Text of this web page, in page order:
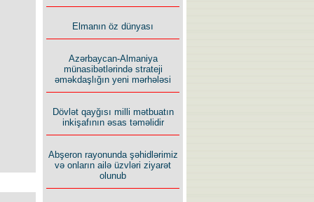
Elmanın öz dünyası
Azərbaycan-Almaniya
münasibətlərində strateji
əməkdaşlığın yeni mərhələsi
Dövlət qayğısı milli mətbuatın
inkişafının əsas təməlidir
Abşeron rayonunda şəhidlərimiz
və onların ailə üzvləri ziyarət
olunub